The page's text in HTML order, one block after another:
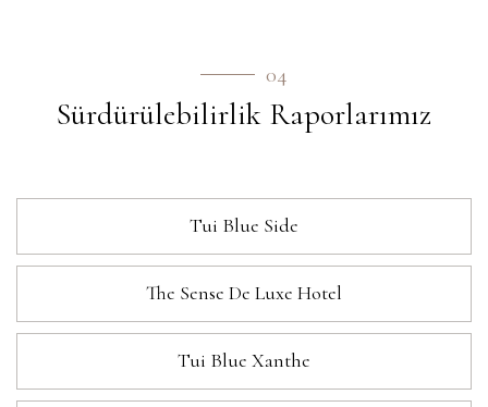
04
Sürdürülebilirlik Raporlarımız
Tui Blue Side
The Sense De Luxe Hotel
Tui Blue Xanthe